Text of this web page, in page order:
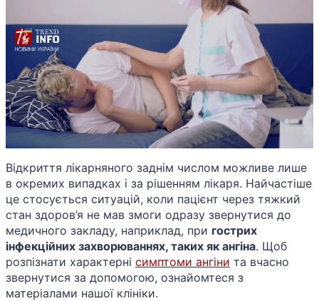
Відкриття лікарняного заднім числом можливе лише
в окремих випадках і за рішенням лікаря. Найчастіше
це стосується ситуацій, коли пацієнт через тяжкий
стан здоров’я не мав змоги одразу звернутися до
медичного закладу, наприклад, при гострих
інфекційних захворюваннях, таких як ангіна. Щоб
розпізнати характерні симптоми ангіни та вчасно
звернутися за допомогою, ознайомтеся з
матеріалами нашої клініки.